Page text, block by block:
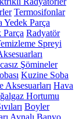
Termosifonlar
Yedek Parça
Radyatör
Spreyi
Şömineler
Kuzine Soba
Aksesuarları Hava
Hortumu
Boyler
Aynalı Banyo